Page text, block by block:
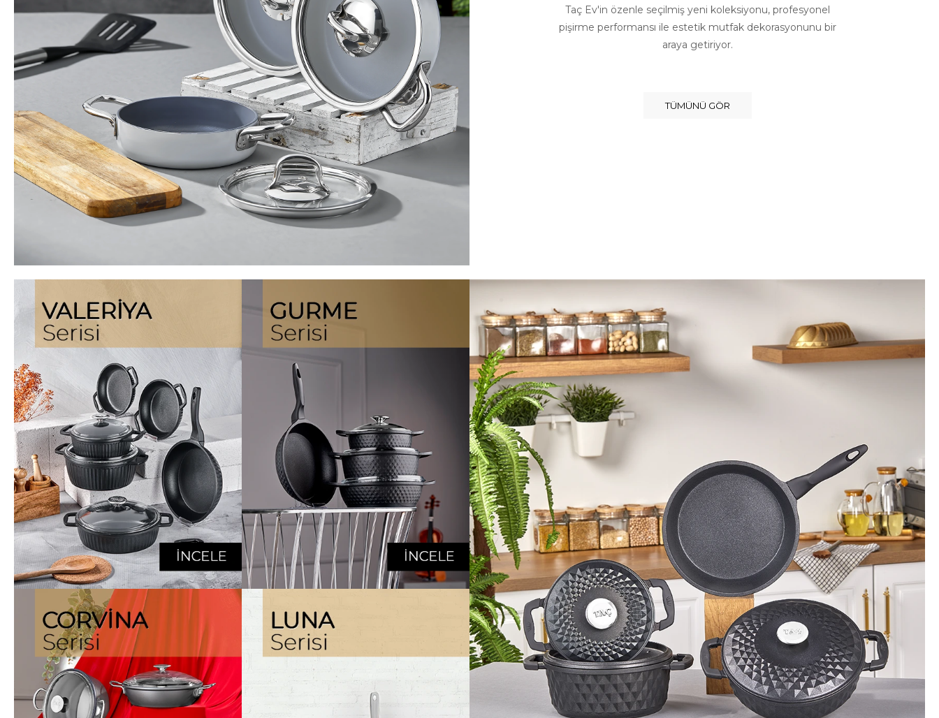
Taç Ev'in özenle seçilmiş yeni koleksiyonu, profesyonel
pişirme performansı ile estetik mutfak dekorasyonunu bir
araya getiriyor.
TÜMÜNÜ GÖR